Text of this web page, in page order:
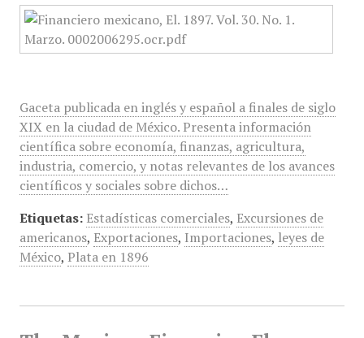
Gaceta publicada en inglés y español a finales de siglo
XIX en la ciudad de México. Presenta información
científica sobre economía, finanzas, agricultura,
industria, comercio, y notas relevantes de los avances
científicos y sociales sobre dichos…
Etiquetas: Estadísticas comerciales, Excursiones de
americanos, Exportaciones, Importaciones, leyes de
México, Plata en 1896